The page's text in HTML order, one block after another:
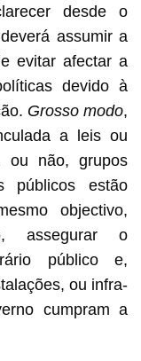
desde o
assumir a
evitar afectar a
devido à
Grosso modo,
a leis ou
ou não, grupos
públicos estão
objectivo,
assegurar o
público e,
ou infra-
cumpram a